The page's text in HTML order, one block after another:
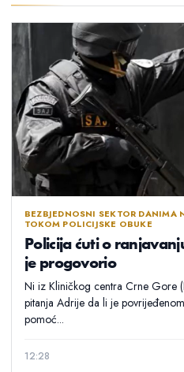
BEZBJEDNOSNI SEKTOR DANIMA
TOKOM POLICIJSKE OBUKE
Policija ćuti o
je progovorio
Ni iz Kliničkog centra Crne Gore
pitanja Adrije da li je
pomoć...
12:28